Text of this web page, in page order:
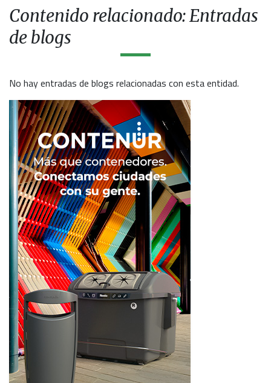
Contenido relacionado: Entradas
de blogs
No hay entradas de blogs relacionadas con esta entidad.